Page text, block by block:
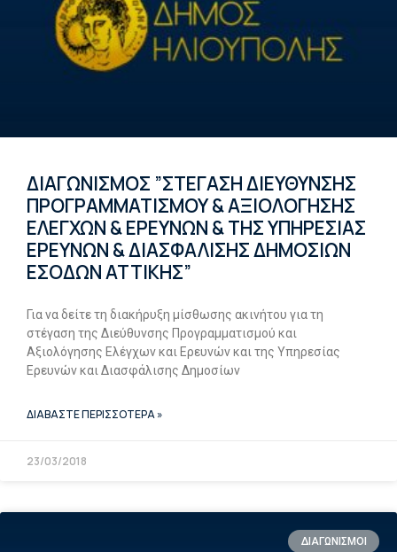
ΔΙΑΓΩΝΙΣΜΟΣ ”ΣΤΕΓΑΣΗ ΔΙΕΥΘΥΝΣΗΣ
ΠΡΟΓΡΑΜΜΑΤΙΣΜΟΥ & ΑΞΙΟΛΟΓΗΣΗΣ
ΕΛΕΓΧΩΝ & ΕΡΕΥΝΩΝ & ΤΗΣ ΥΠΗΡΕΣΙΑΣ
ΕΡΕΥΝΩΝ & ΔΙΑΣΦΑΛΙΣΗΣ ΔΗΜΟΣΙΩΝ
ΕΣΟΔΩΝ ΑΤΤΙΚΗΣ”
Για να δείτε τη διακήρυξη μίσθωσης ακινήτου για τη
στέγαση της Διεύθυνσης Προγραμματισμού και
Αξιολόγησης Ελέγχων και Ερευνών και της Υπηρεσίας
Ερευνών και Διασφάλισης Δημοσίων
ΔΙΑΒΑΣΤΕ ΠΕΡΙΣΣΟΤΕΡΑ »
23/03/2018
ΔΙΑΓΩΝΙΣΜΟΙ